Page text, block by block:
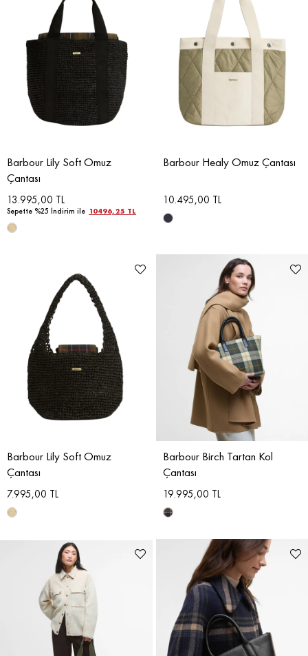
Barbour Lily Soft Omuz
Çantası
13.995,00 TL
Sepette %25 İndirim ile 10496,25 TL
Barbour Healy Omuz Çantası
10.495,00 TL
Barbour Lily Soft Omuz
Çantası
7.995,00 TL
Barbour Birch Tartan Kol
Çantası
19.995,00 TL